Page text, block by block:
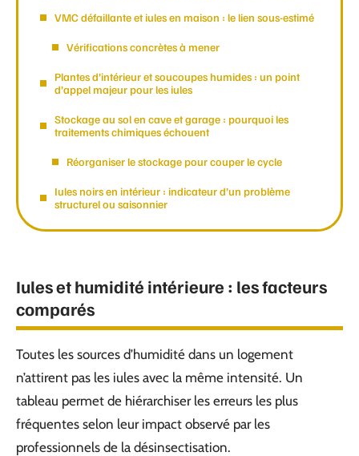
VMC défaillante et iules en maison : le lien sous-estimé
Vérifications concrètes à mener
Plantes d’intérieur et soucoupes humides : un point
d’appel majeur pour les iules
Stockage au sol en cave et garage : pourquoi les
traitements chimiques échouent
Réorganiser le stockage pour couper le cycle
Iules noirs en intérieur : indicateur d’un problème
structurel ou saisonnier
Iules et humidité intérieure : les facteurs
comparés
Toutes les sources d’humidité dans un logement
n’attirent pas les iules avec la même intensité. Un
tableau permet de hiérarchiser les erreurs les plus
fréquentes selon leur impact observé par les
professionnels de la désinsectisation.